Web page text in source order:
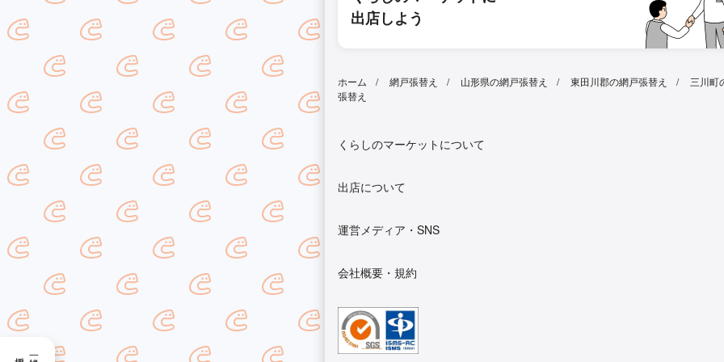
出店しよう
ホーム 網戸張替え 山形県の網戸張替え 東田川郡の網戸張替え
三川町
張替え
くらしのマーケットについて
出店について
運営メディア・SNS
会社概要・規約